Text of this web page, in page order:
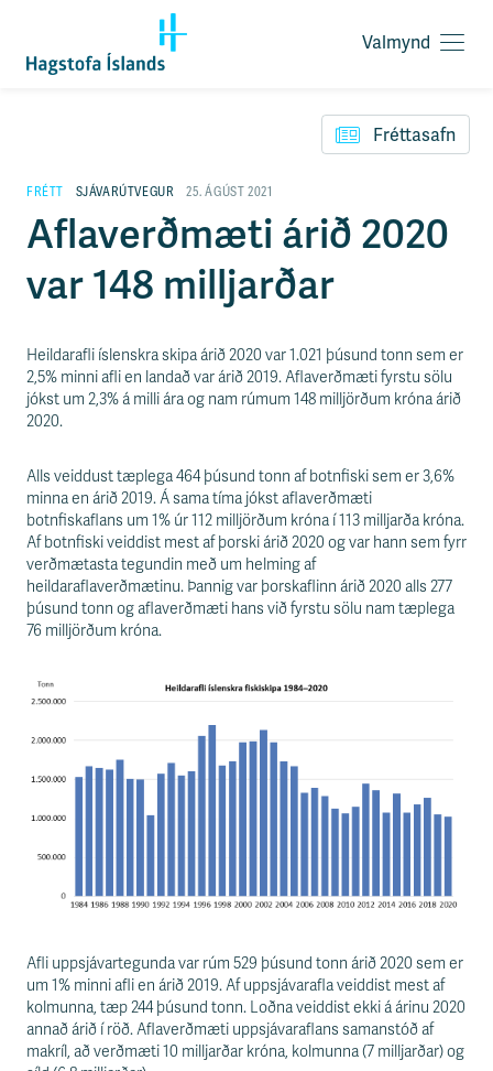
O
v
m
y
Valmynd
Fréttasafn
FRÉTT SJÁVARÚTVEGUR 25. ÁGÚST 2021
Aflaverðmæti árið 2020
var 148 milljarðar
Heildarafli íslenskra skipa árið 2020 var 1.021 þúsund tonn sem er
2,5% minni afli en landað var árið 2019. Aflaverðmæti fyrstu sölu
jókst um 2,3% á milli ára og nam rúmum 148 milljörðum króna árið
2020.
Alls veiddust tæplega 464 þúsund tonn af botnfiski sem er 3,6%
minna en árið 2019. Á sama tíma jókst aflaverðmæti
botnfiskaflans um 1% úr 112 milljörðum króna í 113 milljarða króna.
Af botnfiski veiddist mest af þorski árið 2020 og var hann sem fyrr
verðmætasta tegundin með um helming af
heildaraflaverðmætinu. Þannig var þorskaflinn árið 2020 alls 277
þúsund tonn og aflaverðmæti hans við fyrstu sölu nam tæplega
76 milljörðum króna.
Afli uppsjávartegunda var rúm 529 þúsund tonn árið 2020 sem er
um 1% minni afli en árið 2019. Af uppsjávarafla veiddist mest af
kolmunna, tæp 244 þúsund tonn. Loðna veiddist ekki á árinu 2020
annað árið í röð. Aflaverðmæti uppsjávaraflans samanstóð af
makríl, að verðmæti 10 milljarðar króna, kolmunna (7 milljarðar) og